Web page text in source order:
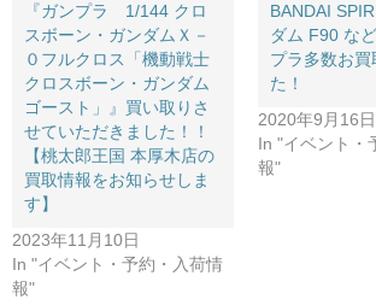
『ガンプラ 1/144 クロ
スボーン・ガンダムＸ－
０フルクロス「機動戦士
クロスボーン・ガンダム
ゴースト」』買い取りさ
せていただきました！！
【桃太郎王国 本厚木店の
買取情報をお知らせしま
す】
2023年11月10日
In "イベント・予約・入荷情
報"
BANDAI
ダム ​F90 ​な
プラ多数お買
た！
2020年9月16日
In "イベント・
報"